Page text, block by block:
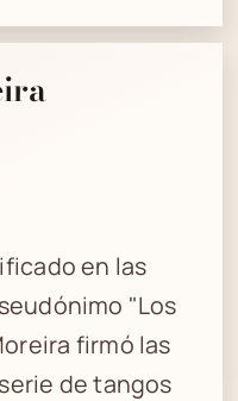
en las
"Los
firmó las
de tangos